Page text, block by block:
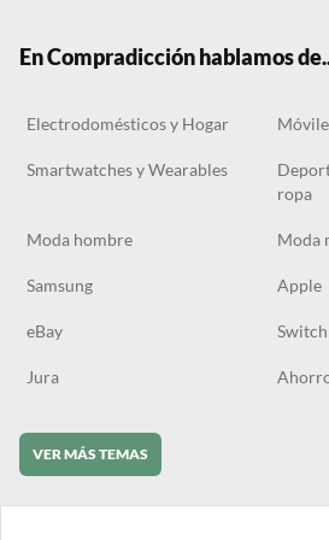
En Compradicción hablamos
Electrodomésticos y Hogar
Smartwatches y Wearables
ropa
Moda hombre Moda
Samsung Apple
eBay Switch
Jura
VER MÁS TEMAS